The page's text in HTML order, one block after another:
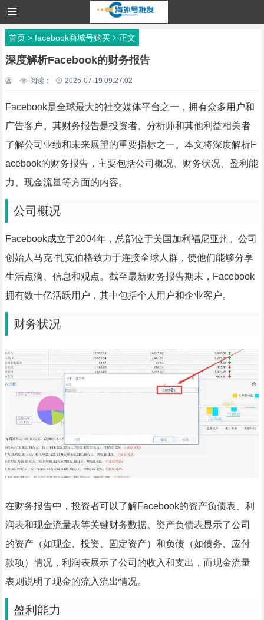
首页> facebook商城号购买 正文
深度解析Facebook的财务报告
阅读： 2025-07-19 09:27:02
Facebook是全球最大的社交媒体平台之一，拥有众多用户和
广告客户。其财务报告是投资者、分析师和其他利益相关者
了解公司业绩和未来展望的重要指标之一。本文将深度解析F
acebook的财务报告，主要包括公司概况、财务状况、盈利能
力、现金流量等方面的内容。
公司概况
Facebook成立于2004年，总部位于美国加利福尼亚州。公司
创始人马克·扎克伯格致力于连接全球人群，使他们能够分享
生活点滴、信息和观点。截至最新财务报告期末，Facebook
拥有数十亿活跃用户，其中包括个人用户和企业客户。
财务状况
在财务报告中，投资者可以了解Facebook的资产负债表、利
润表和现金流量表等关键财务数据。资产负债表显示了公司
的资产（如现金、投资、固定资产）和负债（如债务、应付
款项）情况，利润表展示了公司的收入和支出，而现金流量
表则说明了现金的流入流出情况。
盈利能力